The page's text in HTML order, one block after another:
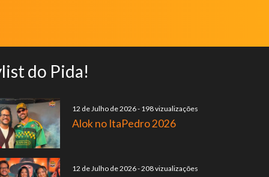
do Pida!
12 de Julho de 2026- 198 vizualizações
Alok no ItaPedro 2026
12 de Julho de 2026-208 vizualizações